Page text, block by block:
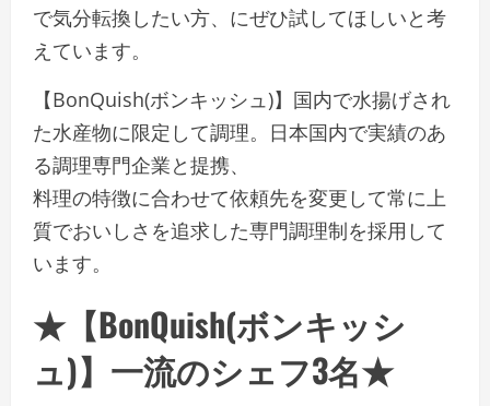
で気分転換したい方、にぜひ試してほしいと考
えています。
【BonQuish(ボンキッシュ)】国内で水揚げされ
た水産物に限定して調理。日本国内で実績のあ
る調理専門企業と提携、
料理の特徴に合わせて依頼先を変更して常に上
質でおいしさを追求した専門調理制を採用して
います。
★【BonQuish(ボンキッシ
ュ)】一流のシェフ3名★